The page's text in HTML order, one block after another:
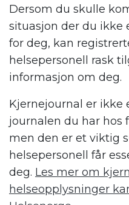
Dersom du skulle
situasjon der du ikke
for deg, kan
helsepersonell rask
informasjon om deg.
Kjernejournal er ikke
journalen du har hos
men den er et viktig
helsepersonell får
deg. Les mer om
helseopplysninger